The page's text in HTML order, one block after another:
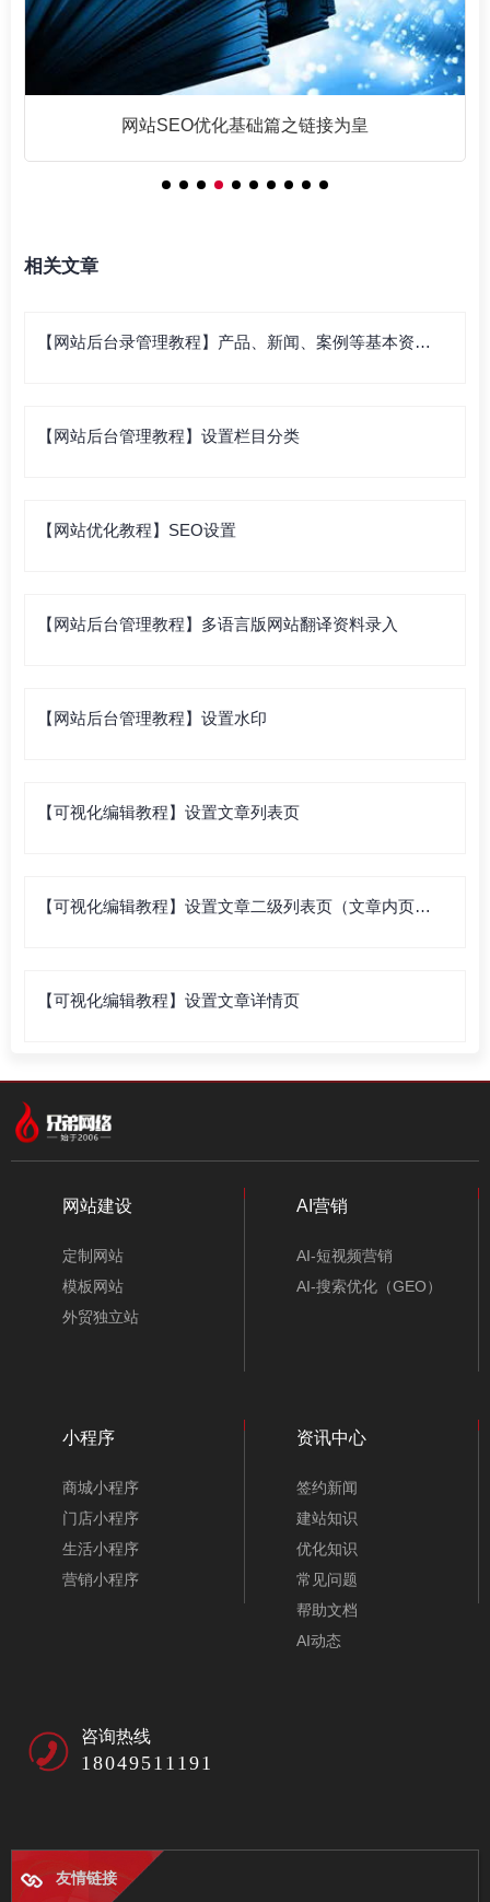
网站SEO优化基础篇之链接为皇
相关文章
【网站后台录管理教程】产品、新闻、案例等基本资料
【网站后台管理教程】设置栏目分类
【网站优化教程】SEO设置
【网站后台管理教程】多语言版网站翻译资料录入
【网站后台管理教程】设置水印
【可视化编辑教程】设置文章列表页
【可视化编辑教程】设置文章二级列表页（文章内页列
【可视化编辑教程】设置文章详情页
网站建设
定制网站
模板网站
外贸独立站
AI营销
AI-短视频营销
AI-搜索优化（GEO）
小程序
商城小程序
门店小程序
生活小程序
营销小程序
资讯中心
签约新闻
建站知识
优化知识
常见问题
帮助文档
AI动态
咨询热线
18049511191
友情链接